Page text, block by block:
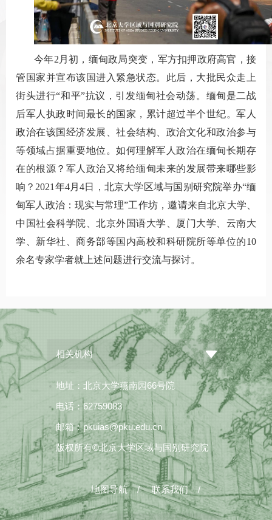
今年2月初，缅甸政局突变，军方扣押政府高官，接
管国家并宣布该国进入紧急状态。此后，大批民众走上
街头进行“和平”抗议，引发缅甸社会动荡。缅甸是二战
后军人执政时间最长的国家，累计超过半个世纪。军人
政治在该国经济发展、社会结构、政治文化和政治参与
等领域占据重要地位。如何理解军人政治在缅甸长期存
在的根源？军人政治又将给缅甸未来的发展带来哪些影
响？2021年4月4日，北京大学区域与国别研究院举办“缅
甸军人政治：现实与常理”工作坊，邀请来自北京大学、
中国社会科学院、北京外国语大学、厦门大学、云南大
学、新华社、商务部等国内高校和科研院所等单位的10
余名专家学者就上述问题进行交流与探讨。
相关机构
地址：北京大学燕南园66号院
电话：62759083
邮箱：pkuias@pku.edu.cn
版权所有©北京大学区域与国别研究院
地图导航 / 联系我们 /